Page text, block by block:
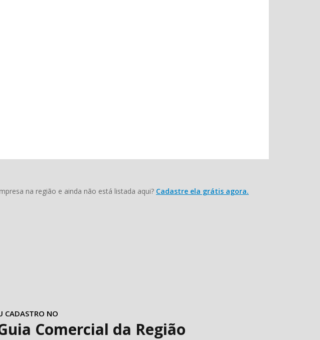
na região e ainda não está listada aqui? Cadastre ela grátis agora.
CADASTRO NO
Comercial da Região